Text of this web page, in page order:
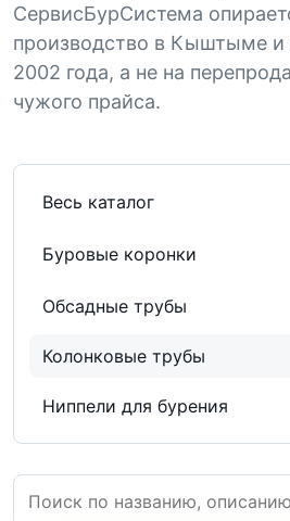
СервисБурСистема
производство в Кыштыме и
2002 года, а не на
чужого прайса.
Весь каталог
Буровые коронки
Обсадные трубы
Колонковые трубы
Ниппели для бурения